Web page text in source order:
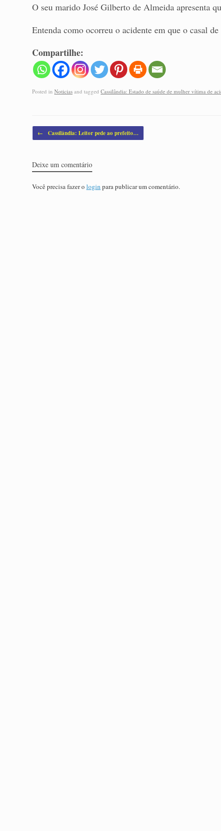
O seu marido José Gilberto de Almeida apresenta
Entenda como ocorreu o acidente em que o casal
Compartilhe:
Posted in Noticias and tagged Cassilândia: Estado de saúde de mulher vítima de
Post navigation
← Cassilândia: Leitor pede ao prefeito…
Deixe um comentário
Você precisa fazer o login para publicar um comentário.